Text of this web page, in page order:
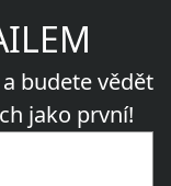
budete vědět
jako první!